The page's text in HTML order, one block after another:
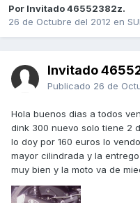
Por Invitado 46552382z.
26 de Octubre del 2012 en
Invitado
Publicado 26 de
Hola buenos dias a todos
dink 300 nuevo solo tiene 2
lo doy por 160 euros lo
mayor cilindrada y la
muy bien y la moto va de